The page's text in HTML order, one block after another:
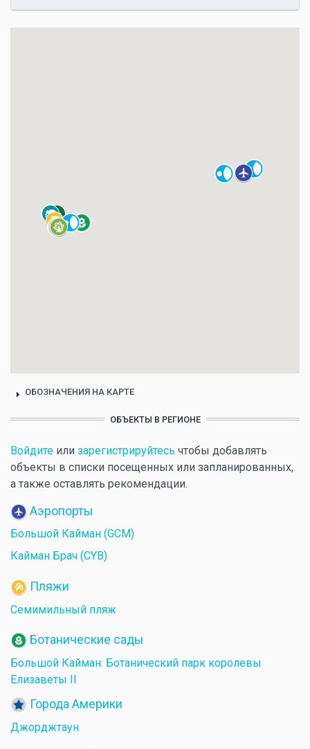
ОБОЗНАЧЕНИЯ НА КАРТЕ
ОБЪЕКТЫ В РЕГИОНЕ
Войдите или зарегистрируйтесь чтобы добавлять
объекты в списки посещенных или запланированных,
а также оставлять рекомендации.
Аэропорты
Большой Кайман (GCM)
Кайман Брач ​​(CYB)
Пляжи
Семимильный пляж
Ботанические сады
Большой Кайман: Ботанический парк королевы
Елизаветы II
Города Америки
Джорджтаун